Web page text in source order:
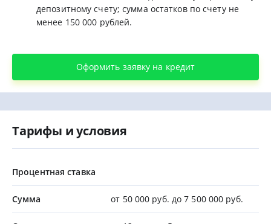
депозитному счету; сумма остатков по счету не
менее 150 000 рублей.
Оформить заявку на кредит
Тарифы и условия
Процентная ставка
Сумма от 50 000 руб. до 7 500 000 руб.